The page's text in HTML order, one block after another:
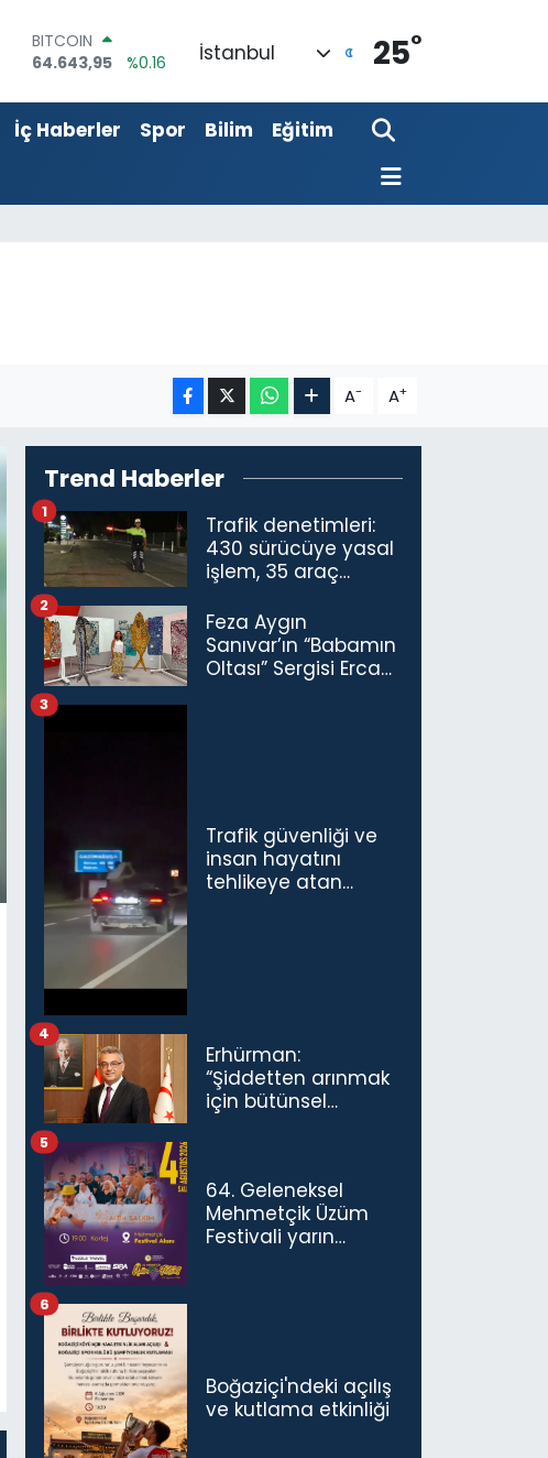
BITCOIN
64.643,95
%0.16
47,6006
%0.06
EURO
%0.02
İstanbul 25°
İç Haberler Spor Bilim
Eğitim
A- A+
Trend Haberler
Trafik denetimleri:
430 sürücüye yasal
işlem, 35 araç
1
Feza Aygın
Sanıvar’ın “Babamın
Oltası” Sergisi Ercan
2
Trafik güvenliği ve
insan hayatını
tehlikeye atan
3
Erhürman:
“Şiddetten arınmak
için bütünsel
4
64. Geleneksel
Mehmetçik Üzüm
Festivali yarın
5
Boğaziçi'ndeki açılış
ve kutlama etkinliği
6